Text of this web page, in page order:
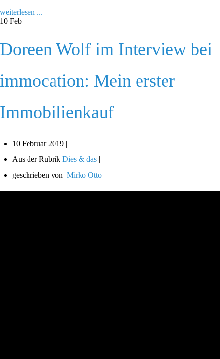
weiterlesen ...
10 Feb
Doreen Wolf im Interview bei
immocation: Mein erster
Immobilienkauf
10 Februar 2019 |
Aus der Rubrik Dies & das |
geschrieben von Mirko Otto